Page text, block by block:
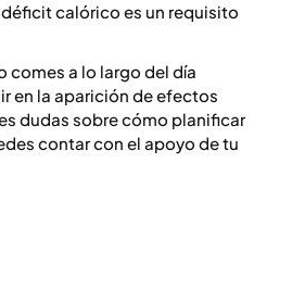
calórico es un requisito
comes a lo largo del día
en la aparición de efectos
dudas sobre cómo planificar
contar con el apoyo de tu